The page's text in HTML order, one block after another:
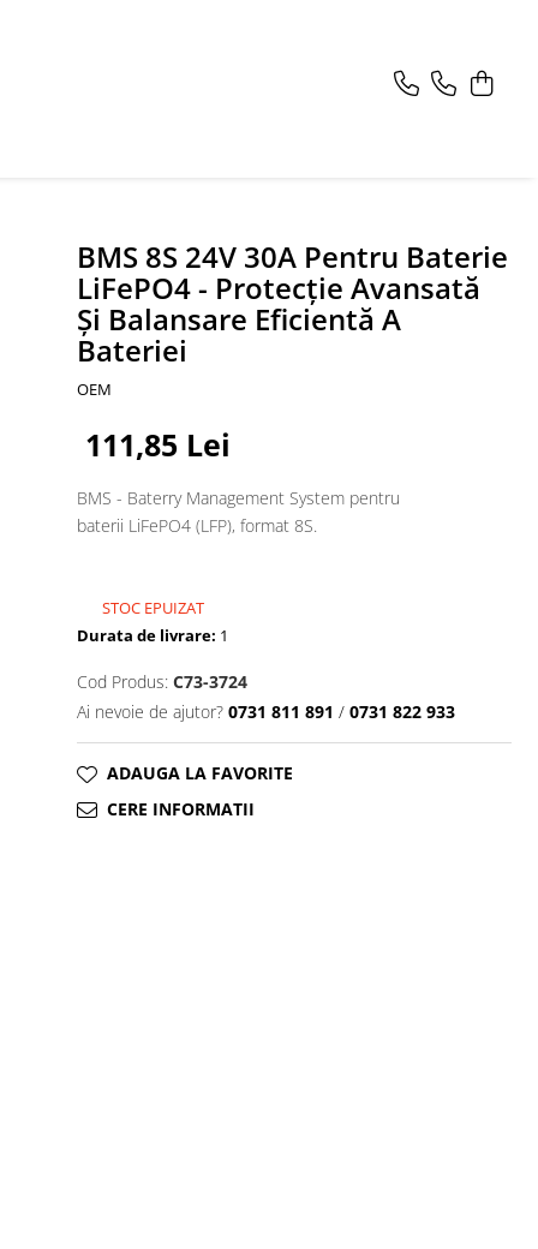
BMS 8S 24V 30A Pentru Baterie
LiFePO4 - Protecție Avansată
Și Balansare Eficientă A
Bateriei
OEM
111,85 Lei
BMS - Baterry Management System pentru
baterii LiFePO4 (LFP), format 8S.
STOC EPUIZAT
Durata de livrare: 1
Cod Produs: C73-3724
Ai nevoie de ajutor? 0731 811 891 /0731 822 933
ADAUGA LA FAVORITE
CERE INFORMATII